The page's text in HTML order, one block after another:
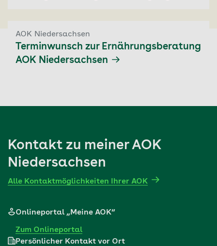
AOK Niedersachsen
Terminwunsch zur Ernährungsberatung
AOK Niedersachsen
Kontakt zu meiner AOK
Niedersachsen
Alle Kontaktmöglichkeiten Ihrer AOK
Onlineportal „Meine AOK“
Zum Onlineportal
Persönlicher Kontakt vor Ort